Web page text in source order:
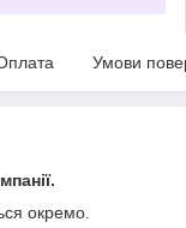
Умови
окремо.